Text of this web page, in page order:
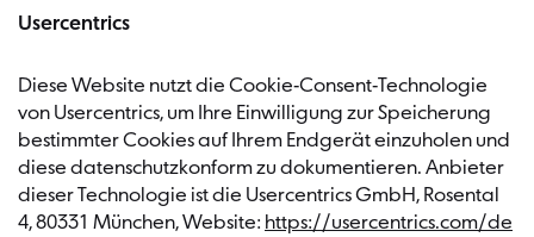
Usercentrics
Diese Website nutzt die Cookie-Consent-Technologie
von Usercentrics, um Ihre Einwilligung zur Speicherung
bestimmter Cookies auf Ihrem Endgerät einzuholen und
diese datenschutzkonform zu dokumentieren. Anbieter
dieser Technologie ist die Usercentrics GmbH, Rosental
4, 80331 München, Website: https://usercentrics.com/de